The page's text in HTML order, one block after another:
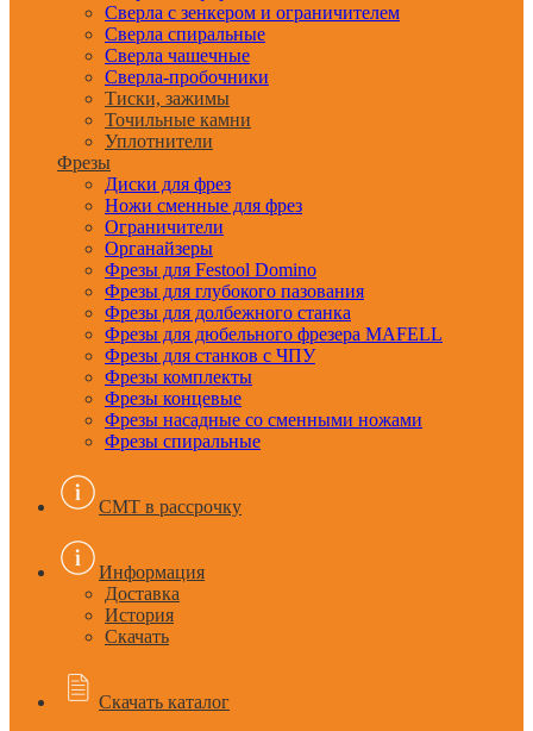
Сверла с зенкером и ограничителем
Сверла спиральные
Сверла чашечные
Сверла-пробочники
Тиски, зажимы
Точильные камни
Уплотнители
Фрезы
Диски для фрез
Ножи сменные для фрез
Ограничители
Органайзеры
Фрезы для Festool Domino
Фрезы для глубокого пазования
Фрезы для долбежного станка
Фрезы для дюбельного фрезера MAFELL
Фрезы для станков с ЧПУ
Фрезы комплекты
Фрезы концевые
Фрезы насадные со сменными ножами
Фрезы спиральные
CMT в рассрочку
Информация
Доставка
История
Скачать
Скачать каталог